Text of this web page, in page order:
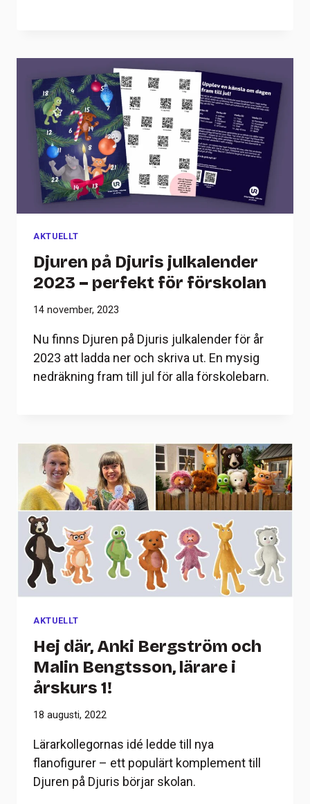
AKTUELLT
Djuren på Djuris julkalender
2023 – perfekt för förskolan
14 november, 2023
Nu finns Djuren på Djuris julkalender för år
2023 att ladda ner och skriva ut. En mysig
nedräkning fram till jul för alla förskolebarn.
AKTUELLT
Hej där, Anki Bergström och
Malin Bengtsson, lärare i
årskurs 1!
18 augusti, 2022
Lärarkollegornas idé ledde till nya
flanofigurer – ett populärt komplement till
Djuren på Djuris börjar skolan.